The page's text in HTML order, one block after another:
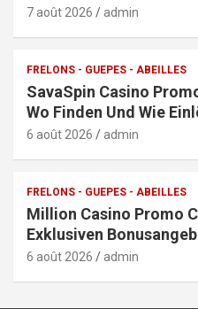
7 août 2026 admin
FRELONS - GUEPES - ABEILLES
SavaSpin Casino
Wo Finden Und Wie
6 août 2026 admin
FRELONS - GUEPES - ABEILLES
Million Casino Promo
Exklusiven
6 août 2026 admin